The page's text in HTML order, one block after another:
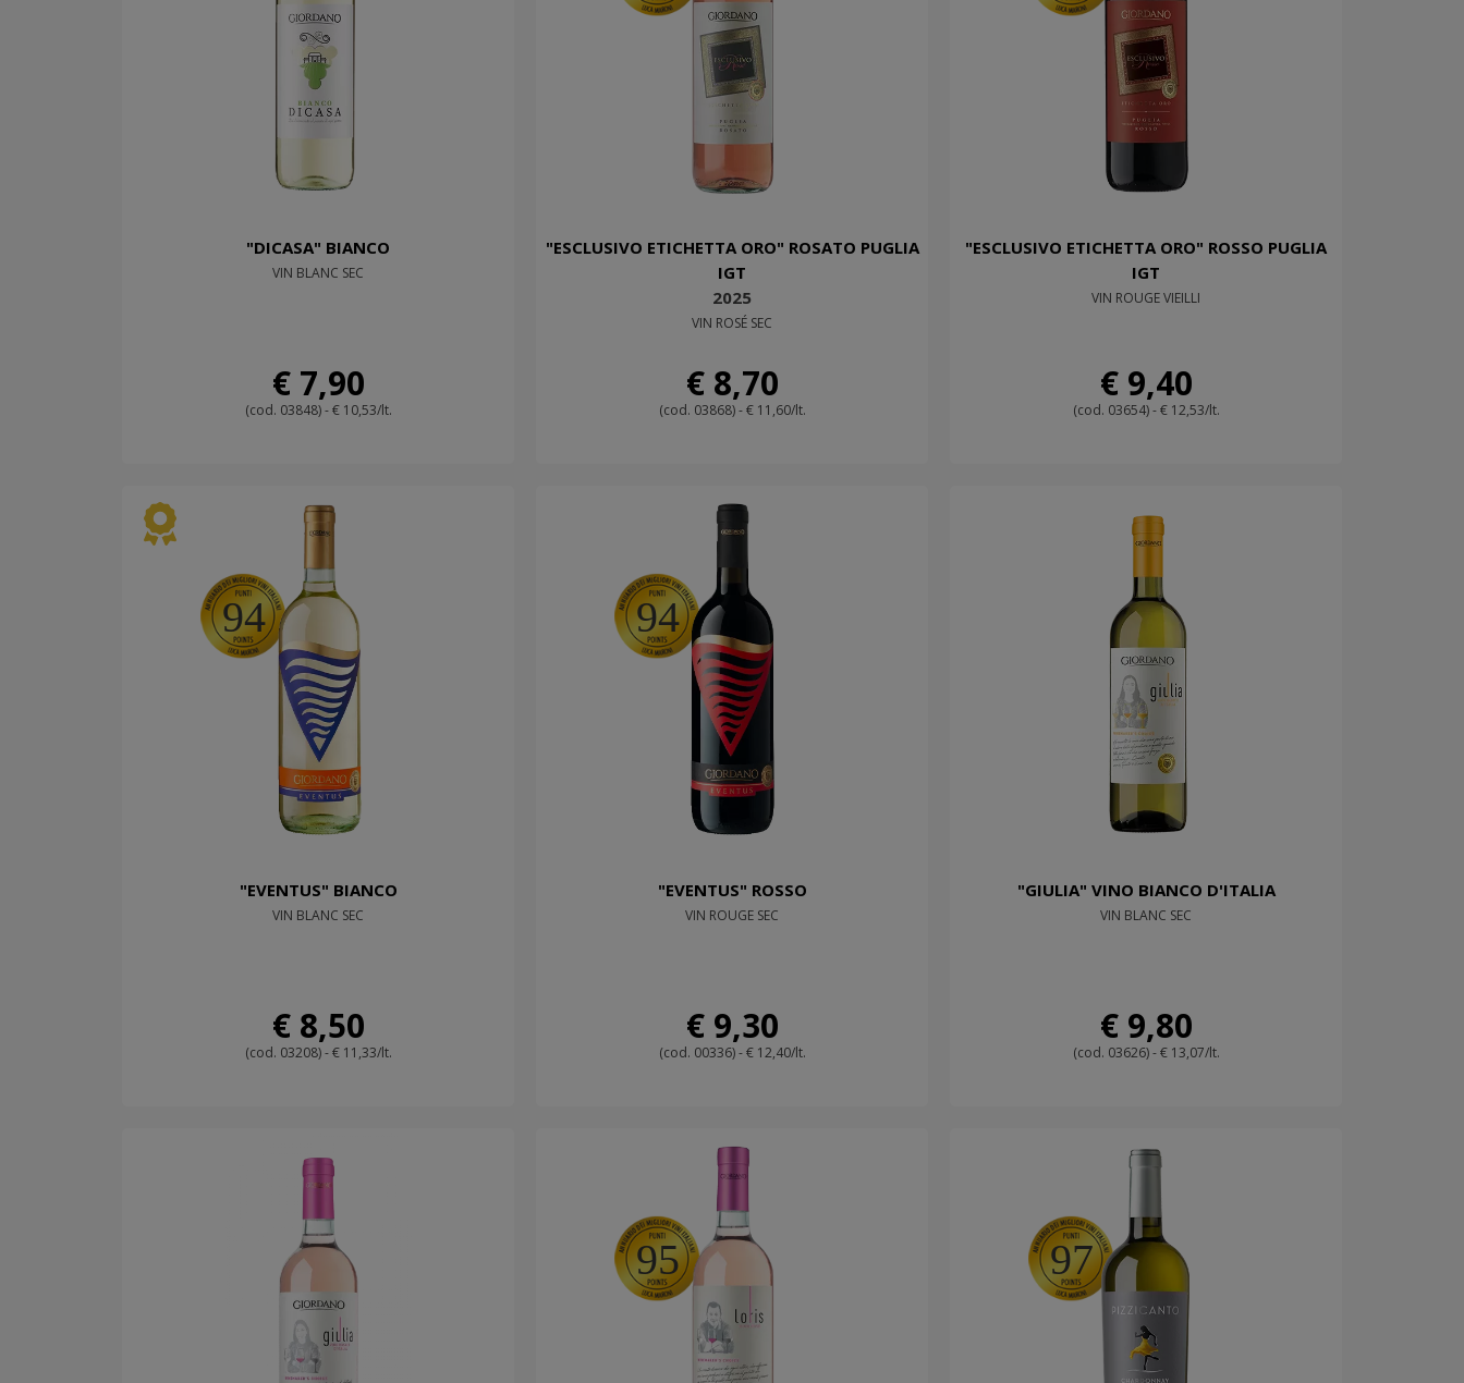
"DICASA" BIANCO
VIN BLANC SEC
€ 7,90
(cod. 03848) - € 10,53/lt.
"ESCLUSIVO ETICHETTA ORO" ROSATO PUGLIA
IGT
2025
VIN ROSÉ SEC
€ 8,70
(cod. 03868) - € 11,60/lt.
"ESCLUSIVO ETICHETTA ORO" ROSSO PUGLIA
IGT
VIN ROUGE VIEILLI
€ 9,40
(cod. 03654) - € 12,53/lt.
94
"EVENTUS" BIANCO
VIN BLANC SEC
€ 8,50
(cod. 03208) - € 11,33/lt.
94
"EVENTUS" ROSSO
VIN ROUGE SEC
€ 9,30
(cod. 00336) - € 12,40/lt.
"GIULIA" VINO BIANCO D'ITALIA
VIN BLANC SEC
€ 9,80
(cod. 03626) - € 13,07/lt.
95 97